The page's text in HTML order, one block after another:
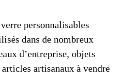
personnalisables
dans de nombreux
d’entreprise, objets
artisanaux à vendre